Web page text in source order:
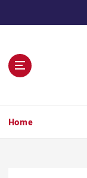
Home